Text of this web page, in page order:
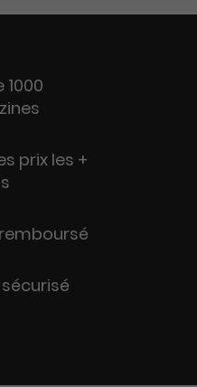
1000
prix les +